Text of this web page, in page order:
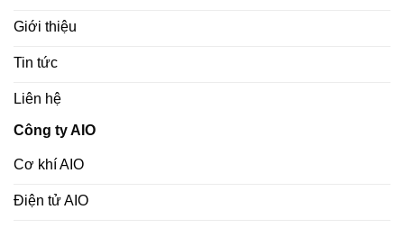
Giới thiệu
Tin tức
Liên hệ
Công ty AIO
Cơ khí AIO
Điện tử AIO